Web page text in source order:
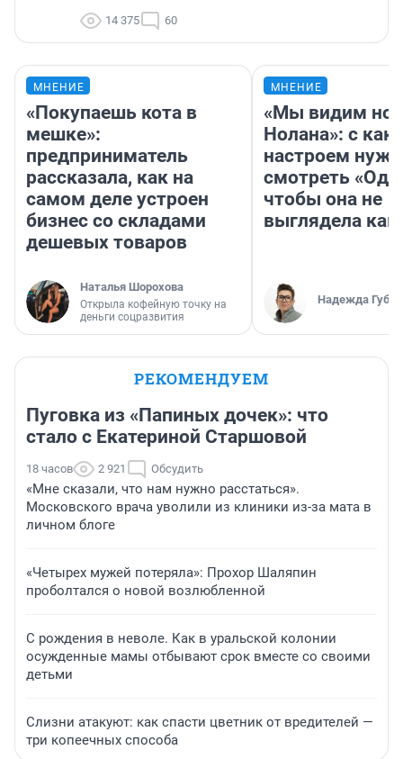
14 375 60
МНЕНИЕ
«Покупаешь кота в
мешке»:
предприниматель
рассказала, как на
самом деле устроен
бизнес со складами
дешевых товаров
Наталья Шорохова
Открыла кофейную точку на
деньги соцразвития
МНЕНИЕ
«Мы видим
Нолана»: с
настроем
смотреть
чтобы она не
выглядела как
Надежда
РЕКОМЕНДУЕМ
Пуговка из «Папиных дочек»: что
стало с Екатериной Старшовой
18 часов 2 921 Обсудить
«Мне сказали, что нам нужно расстаться».
Московского врача уволили из клиники из-за мата в
личном блоге
«Четырех мужей потеряла»: Прохор Шаляпин
проболтался о новой возлюбленной
С рождения в неволе. Как в уральской колонии
осужденные мамы отбывают срок вместе со своими
детьми
Слизни атакуют: как спасти цветник от вредителей —
три копеечных способа